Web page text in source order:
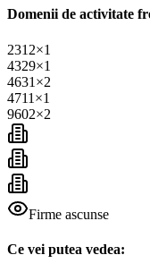
Domenii de activitate
2312×1
4329×1
4631 ×2
4711 ×1
9602×2
Firme ascunse
Ce vei putea vedea: